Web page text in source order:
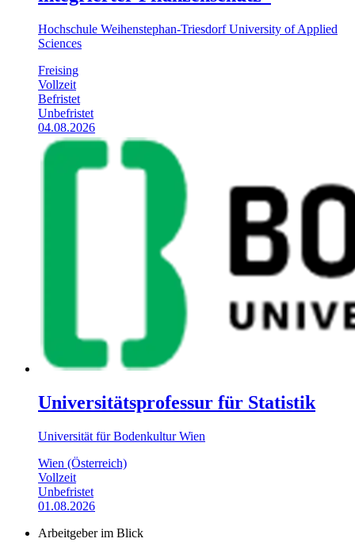
Hochschule Weihenstephan-Triesdorf University of Applied
Sciences
Freising
Vollzeit
Befristet
Unbefristet
04.08.2026
Universitätsprofessur für Statistik
Universität für Bodenkultur Wien
Wien (Österreich)
Vollzeit
Unbefristet
01.08.2026
Arbeitgeber im Blick